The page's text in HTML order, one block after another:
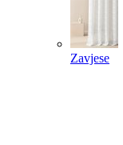
Zavjese